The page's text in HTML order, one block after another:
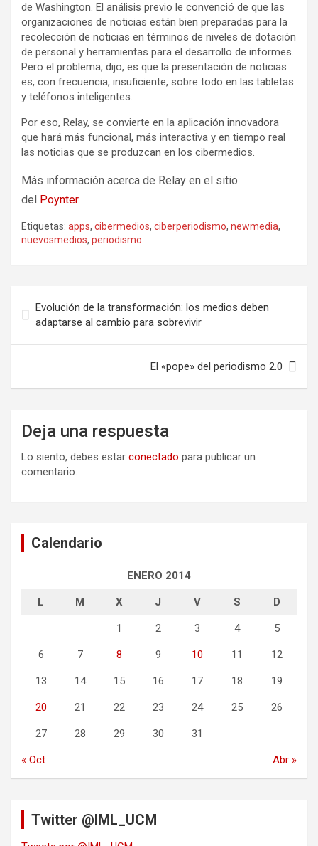
de Washington. El análisis previo le convenció de que las
organizaciones de noticias están bien preparadas para la
recolección de noticias en términos de niveles de dotación
de personal y herramientas para el desarrollo de informes.
Pero el problema, dijo, es que la presentación de noticias
es, con frecuencia, insuficiente, sobre todo en las tabletas
y teléfonos inteligentes.
Por eso, Relay, se convierte en la aplicación innovadora
que hará más funcional, más interactiva y en tiempo real
las noticias que se produzcan en los cibermedios.
Más información acerca de Relay en el sitio
del
Poynter.
Etiquetas: apps, cibermedios, ciberperiodismo, newmedia,
nuevosmedios, periodismo
de
entradas
Evolución de la transformación: los medios deben
adaptarse al cambio para sobrevivir
El «pope» del periodismo 2.0
Deja una respuesta
Lo siento, debes estar conectado para publicar un
comentario.
Calendario
ENERO 2014
L M X J V S D
1 2 3 4 5
6 7 8 9 10 11 12
13 14 15 16 17 18 19
20 21 22 23 24 25 26
27 28 29 30 31
« Oct Abr »
Twitter @IML_UCM